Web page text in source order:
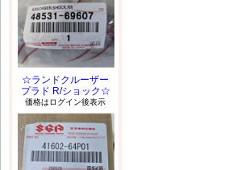
☆ランドクルーザー
プラド R/ショック☆
価格はログイン後表示